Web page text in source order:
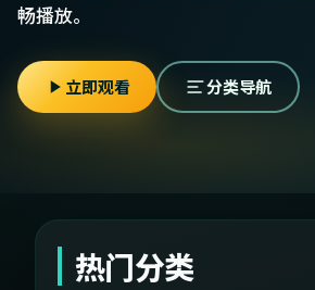
畅播放。
立即观看 分类导航
热门分类